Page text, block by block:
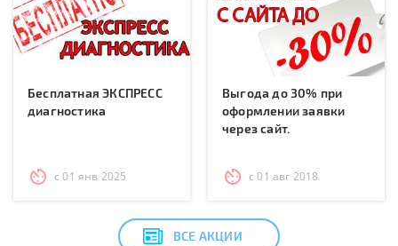
Бесплатная ЭКСПРЕСС
диагностика
с 01 янв 2025
Выгода до 30% при
оформлении заявки
через сайт.
с 01 авг 2018
ВСЕ АКЦИИ